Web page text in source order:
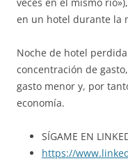
en un hotel durante la
Noche de hotel
concentración de
gasto menor y, por
economía.
SÍGAME EN
https://